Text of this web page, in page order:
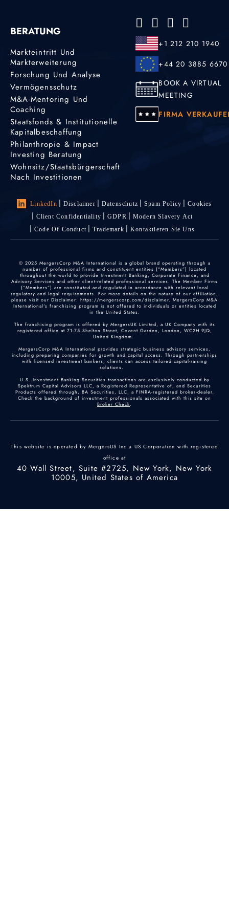
BERATUNG
Markteintritt Und
Markterweiterung
Forschung Und Analyse
Vermögensschutz
M&A-Mentoring Und
Coaching
Staatsfonds & Institutionelle
Kapitalbeschaffung
Philanthropie & Impact
Investing Beratung
Wohnsitz/Staatsbürgerschaft
Nach Investitionen
+1 212 210 1940
+44 20 3885 6670
BOOK A VIRTUAL
MEETING
FIRMA
LinkedIn Disclaimer Datenschutz Spam Policy
Cookies
Client Confidentiality
GDPR
Modern Slavery Act
Code Of Conduct
Trademark Kontaktieren Sie Uns
© 2025 MergersCorp M&A International is a global brand operating through a
number of professional firms and constituent entities (“Members”) located
throughout the world to provide Investment Banking, Corporate Finance, and
Advisory Services and other client-related professional services. The Member Firms
(“Members”) are constituted and regulated in accordance with relevant local
regulatory and legal requirements. For more details on the nature of our affiliation,
please visit our Disclaimer: https://mergerscorp.com/disclaimer. MergersCorp M&A
International's franchising program is not offered to individuals or entities located
in the United States.
The franchising program is offered by MergersUK Limited, a UK Company with its
registered office at 71-75 Shelton Street, Covent Garden, London, WC2H 9JQ,
United Kingdom.
MergersCorp M&A International provides strategic business advisory services,
including preparing companies for growth and capital access. Through partnerships
with licensed investment bankers, clients can access tailored capital-raising
solutions.
U.S. Investment Banking Securities transactions are exclusively conducted by
Spektrum Capital Advisors LLC, a Registered Representative of, and Securities
Products offered through, BA Securities, LLC, a FINRA-registered broker-dealer.
Check the background of investment professionals associated with this site on
Broker Check.
This website is operated by MergersUS Inc a US Corporation with registered
office at
40 Wall Street, Suite #2725, New York, New York
10005, United States of America